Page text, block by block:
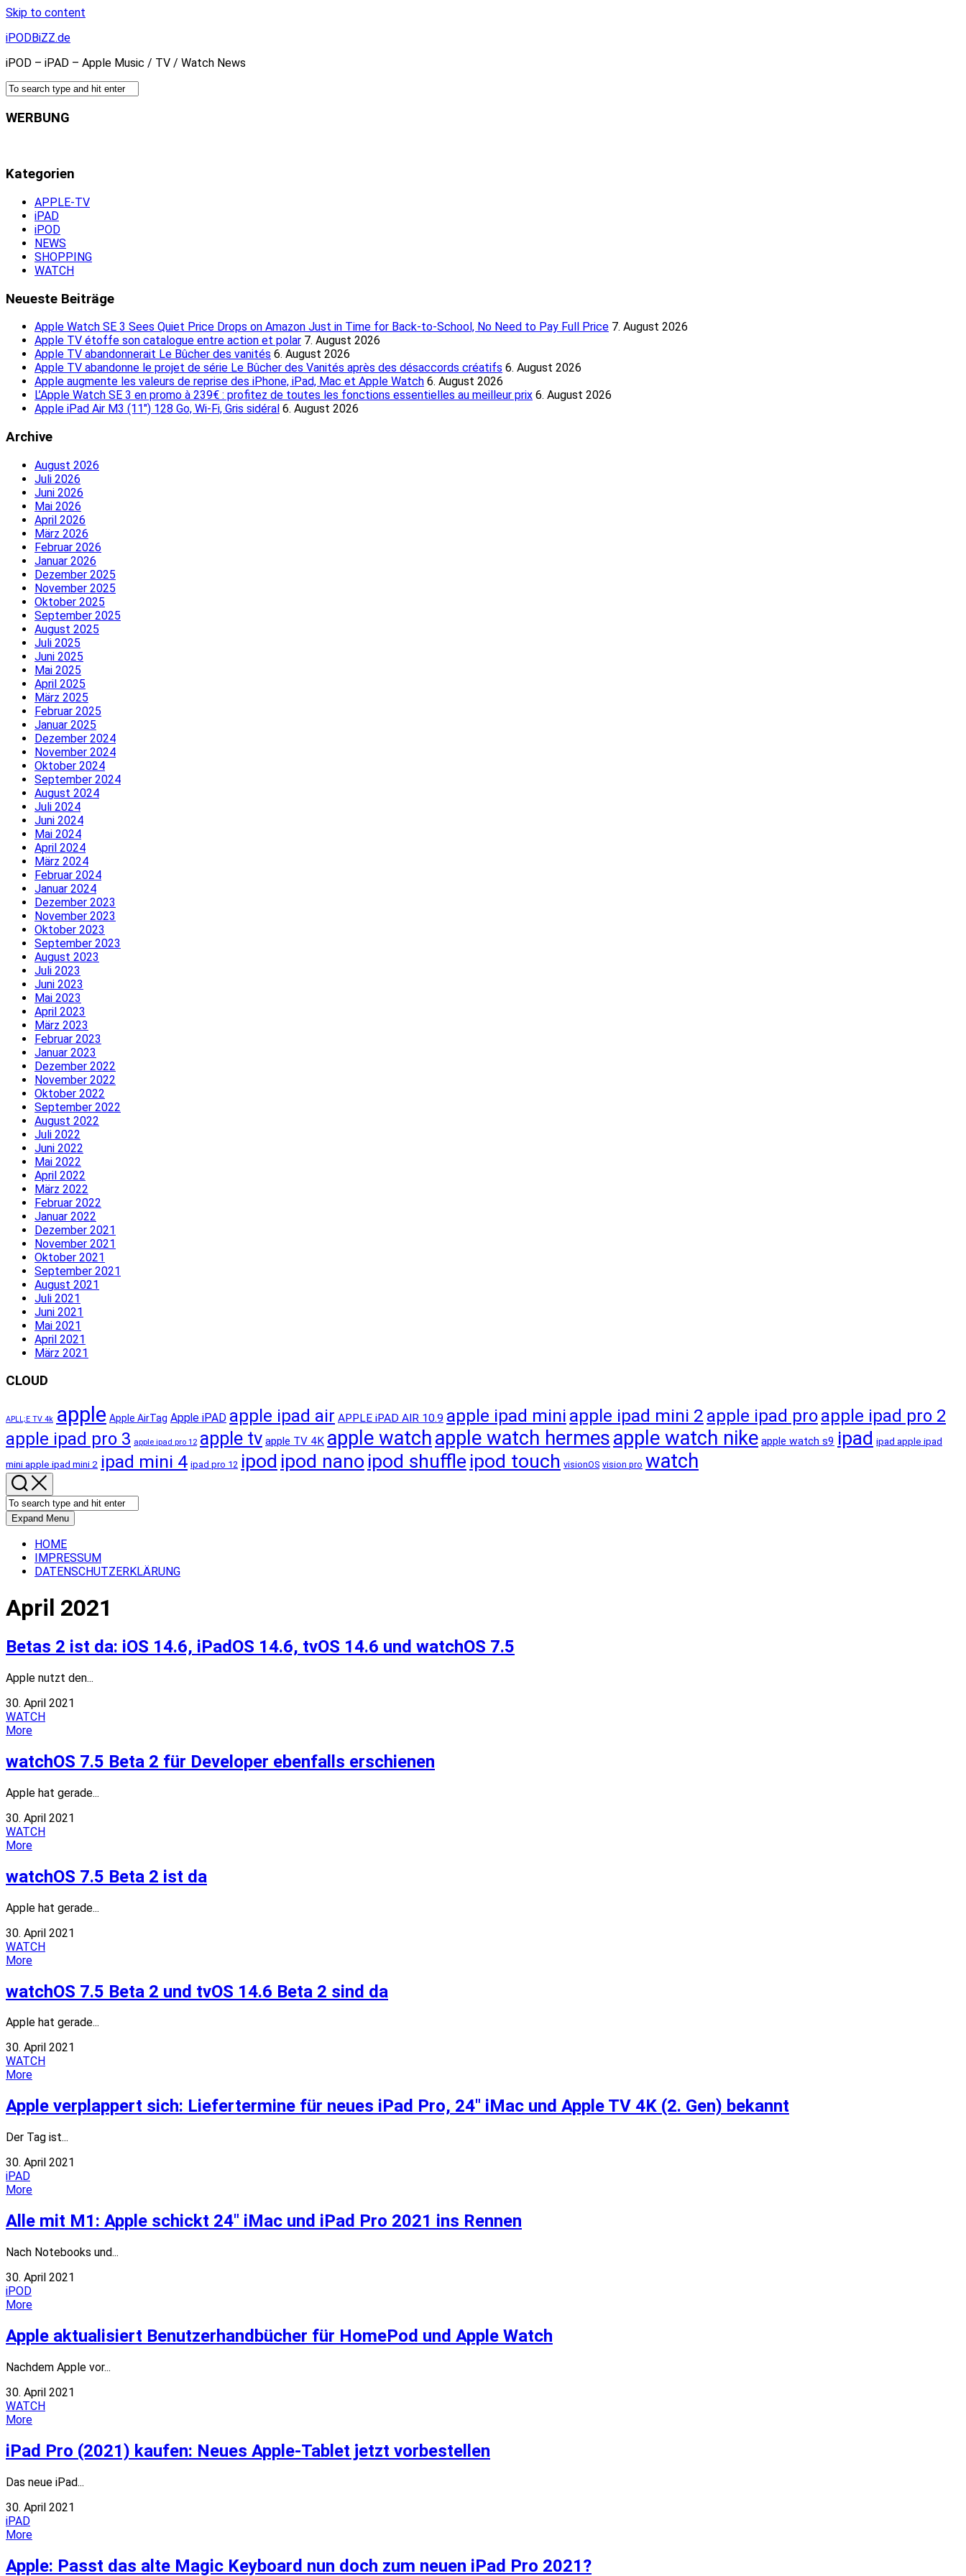
Skip to content
iPODBiZZ.de
iPOD – iPAD – Apple Music / TV / Watch News
WERBUNG
Kategorien
APPLE-TV
iPAD
iPOD
NEWS
SHOPPING
WATCH
Neueste Beiträge
Apple Watch SE 3 Sees Quiet Price Drops on Amazon Just in Time for Back-to-School, No Need to Pay Full Price 7. August 2026
Apple TV étoffe son catalogue entre action et polar 7. August 2026
Apple TV abandonnerait Le Bûcher des vanités 6. August 2026
Apple TV abandonne le projet de série Le Bûcher des Vanités après des désaccords créatifs 6. August 2026
Apple augmente les valeurs de reprise des iPhone, iPad, Mac et Apple Watch 6. August 2026
L’Apple Watch SE 3 en promo à 239€ : profitez de toutes les fonctions essentielles au meilleur prix 6. August 2026
Apple iPad Air M3 (11″) 128 Go, Wi-Fi, Gris sidéral 6. August 2026
Archive
August 2026
Juli 2026
Juni 2026
Mai 2026
April 2026
März 2026
Februar 2026
Januar 2026
Dezember 2025
November 2025
Oktober 2025
September 2025
August 2025
Juli 2025
Juni 2025
Mai 2025
April 2025
März 2025
Februar 2025
Januar 2025
Dezember 2024
November 2024
Oktober 2024
September 2024
August 2024
Juli 2024
Juni 2024
Mai 2024
April 2024
März 2024
Februar 2024
Januar 2024
Dezember 2023
November 2023
Oktober 2023
September 2023
August 2023
Juli 2023
Juni 2023
Mai 2023
April 2023
März 2023
Februar 2023
Januar 2023
Dezember 2022
November 2022
Oktober 2022
September 2022
August 2022
Juli 2022
Juni 2022
Mai 2022
April 2022
März 2022
Februar 2022
Januar 2022
Dezember 2021
November 2021
Oktober 2021
September 2021
August 2021
Juli 2021
Juni 2021
Mai 2021
April 2021
März 2021
CLOUD
APLL;E TV 4k apple Apple AirTag Apple iPAD apple ipad air APPLE iPAD AIR 10.9 apple ipad mini apple ipad mini 2 apple ipad proapple ipad pro 2
apple ipad pro 3 apple ipad pro 12 apple tv apple TV 4K apple watchapple watch hermesapple watch nike apple watch s9 ipad ipad apple ipad
mini apple ipad mini 2 ipad mini 4 ipad pro 12 ipod ipod nano ipod shuffle ipod touch visionOS vision pro watch
Expand Menu
HOME
IMPRESSUM
DATENSCHUTZERKLÄRUNG
April 2021
Betas 2 ist da: iOS 14.6, iPadOS 14.6, tvOS 14.6 und watchOS 7.5
Apple nutzt den...
30. April 2021
WATCH
More
watchOS 7.5 Beta 2 für Developer ebenfalls erschienen
Apple hat gerade...
30. April 2021
WATCH
More
watchOS 7.5 Beta 2 ist da
Apple hat gerade...
30. April 2021
WATCH
More
watchOS 7.5 Beta 2 und tvOS 14.6 Beta 2 sind da
Apple hat gerade...
30. April 2021
WATCH
More
Apple verplappert sich: Liefertermine für neues iPad Pro, 24″ iMac und Apple TV 4K (2. Gen) bekannt
Der Tag ist...
30. April 2021
iPAD
More
Alle mit M1: Apple schickt 24″ iMac und iPad Pro 2021 ins Rennen
Nach Notebooks und...
30. April 2021
iPOD
More
Apple aktualisiert Benutzerhandbücher für HomePod und Apple Watch
Nachdem Apple vor...
30. April 2021
WATCH
More
iPad Pro (2021) kaufen: Neues Apple-Tablet jetzt vorbestellen
Das neue iPad...
30. April 2021
iPAD
More
Apple: Passt das alte Magic Keyboard nun doch zum neuen iPad Pro 2021?